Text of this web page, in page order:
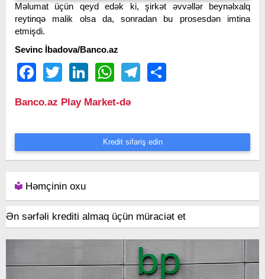
Məlumat üçün qeyd edək ki, şirkət əvvəllər beynəlxalq
reytinqə malik olsa da, sonradan bu prosesdən imtina
etmişdi.
Sevinc İbadova/Banco.az
FacebookTwitter LinkedIn WhatsAppTelegram
Banco.az Play Market-də
Kredit sifariş edin
Həmçinin oxu
Ən sərfəli krediti almaq üçün müraciət et